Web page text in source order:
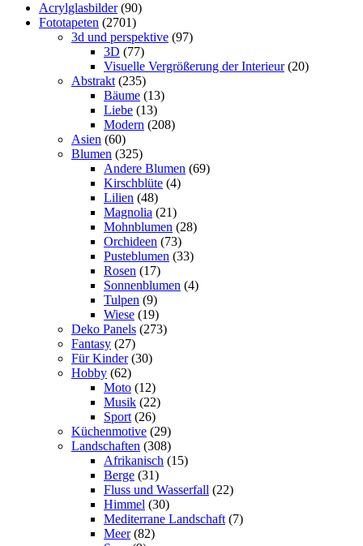
Acrylglasbilder (90)
Fototapeten (2701)
3d und perspektive (97)
3D (77)
Visuelle Vergrößerung der Interieur (20)
Abstrakt (235)
Bäume (13)
Liebe (13)
Modern (208)
Asien (60)
Blumen (325)
Andere Blumen (69)
Kirschblüte (4)
Lilien (48)
Magnolia (21)
Mohnblumen (28)
Orchideen (73)
Pusteblumen (33)
Rosen (17)
Sonnenblumen (4)
Tulpen (9)
Wiese (19)
Deko Panels (273)
Fantasy (27)
Für Kinder (30)
Hobby (62)
Moto (12)
Musik (22)
Sport (26)
Küchenmotive (29)
Landschaften (308)
Afrikanisch (15)
Berge (31)
Fluss und Wasserfall (22)
Himmel (30)
Mediterrane Landschaft (7)
Meer (82)